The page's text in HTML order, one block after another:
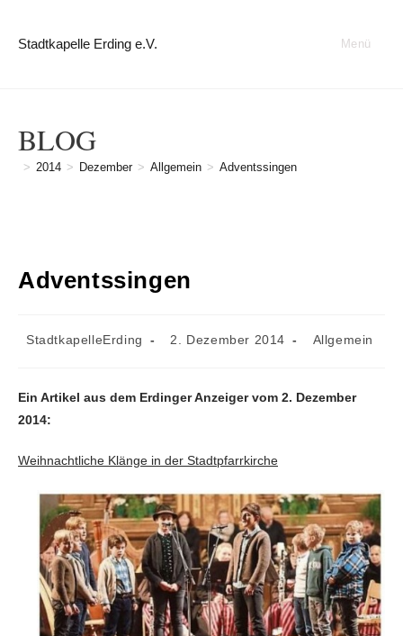
Stadtkapelle Erding e.V. Menü
BLOG
> 2014 > Dezember > Allgemein > Adventssingen
Adventssingen
Beitrags-
StadtkapelleErding
Beitrag
2. Dezember 2014
Beitrags-
Allgemein
Ein Artikel aus dem Erdinger Anzeiger vom 2. Dezember
2014:
Weihnachtliche Klänge in der Stadtpfarrkirche